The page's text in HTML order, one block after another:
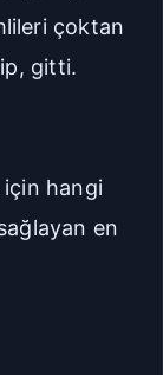
çoktan
gitti.
için hangi
en